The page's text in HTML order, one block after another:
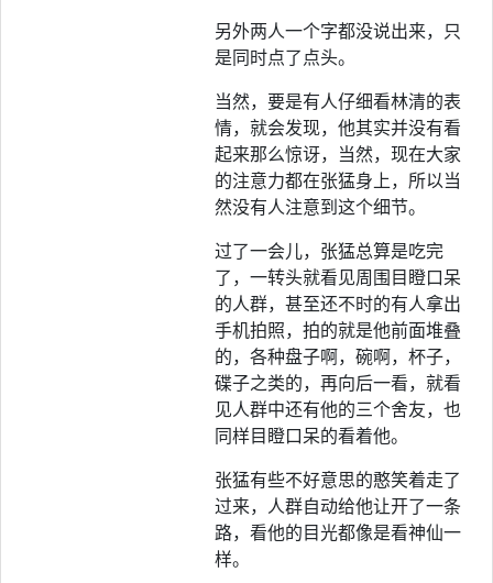
另外两人一个字都没说出来，只
是同时点了点头。
当然，要是有人仔细看林清的表
情，就会发现，他其实并没有看
起来那么惊讶，当然，现在大家
的注意力都在张猛身上，所以当
然没有人注意到这个细节。
过了一会儿，张猛总算是吃完
了，一转头就看见周围目瞪口呆
的人群，甚至还不时的有人拿出
手机拍照，拍的就是他前面堆叠
的，各种盘子啊，碗啊，杯子，
碟子之类的，再向后一看，就看
见人群中还有他的三个舍友，也
同样目瞪口呆的看着他。
张猛有些不好意思的憨笑着走了
过来，人群自动给他让开了一条
路，看他的目光都像是看神仙一
样。